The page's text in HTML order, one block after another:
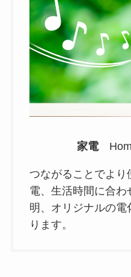
家電
つながることでより
電、生活時間に合わ
明、オリジナルの
ります。